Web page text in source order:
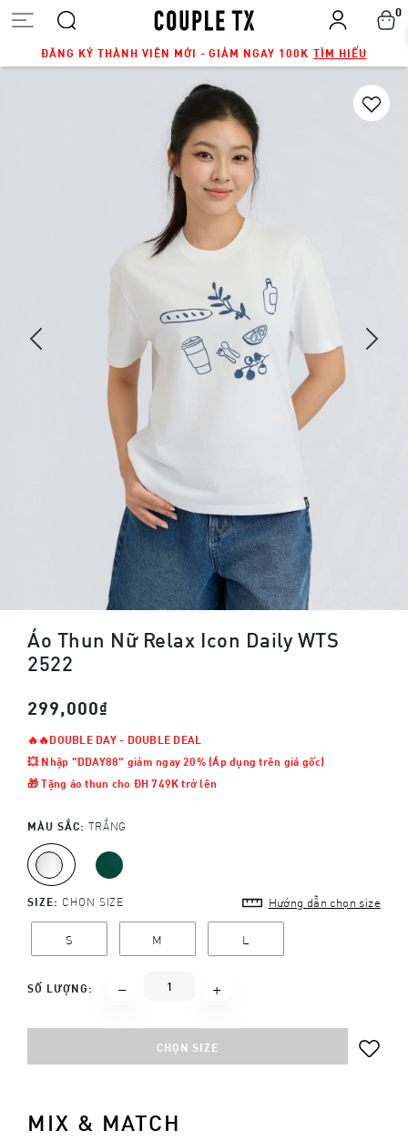
ĐĂNG KÝ THÀNH VIÊN MỚI - GIẢM NGAY 100K TÌM HIỂU
0
Previous
Next
Áo Thun Nữ Relax Icon Daily WTS
2522
299,000₫
🔥🔥DOUBLE DAY - DOUBLE DEAL
💥 Nhập "DDAY88" giảm ngay 20% (Áp dụng trên giá gốc)
🎁 Tặng áo thun cho ĐH 749K trở lên
MÀU SẮC: TRẮNG
SIZE: CHỌN SIZE Hướng dẫn chọn size
S M L
SỐ LƯỢNG:
CHỌN SIZE
MIX & MATCH